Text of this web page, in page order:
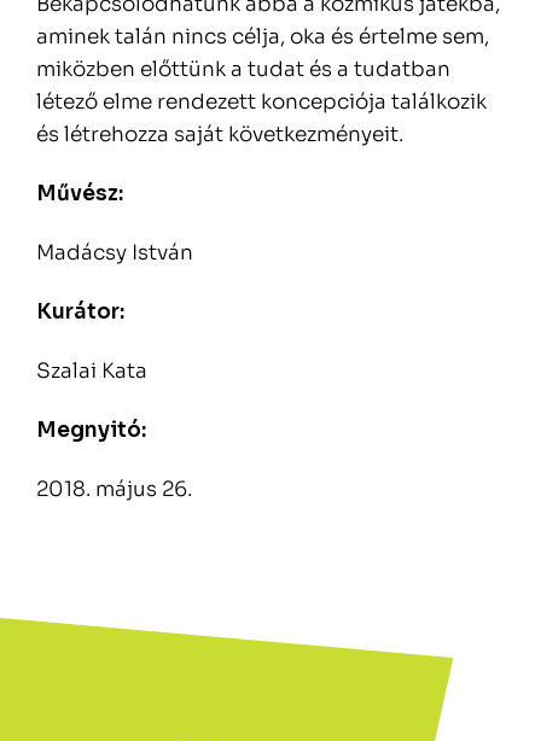
aminek talán nincs célja, oka és értelme sem,
miközben előttünk a tudat és a tudatban
létező elme rendezett koncepciója találkozik
és létrehozza saját következményeit.
Művész:
Madácsy István
Kurátor:
Szalai Kata
Megnyitó:
2018. május 26.